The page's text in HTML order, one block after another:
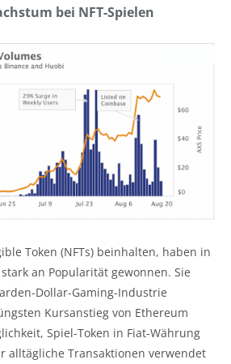
bei NFT-Spielen
Token (NFTs) beinhalten, haben in
an Popularität gewonnen. Sie
Dollar-Gaming-Industrie
Kursanstieg von Ethereum
Spiel-Token in Fiat-Währung
alltägliche Transaktionen verwendet